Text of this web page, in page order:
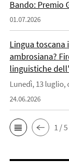
Bando: Premio
01.07.2026
Lingua toscana
ambrosiana?
linguistiche
Lunedì, 13 luglio,
24.06.2026
1 / 5